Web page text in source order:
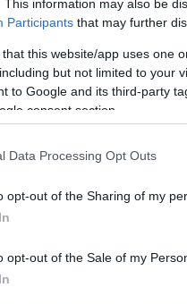
This information may also be
Participants that may further
that this website/app uses one
but not limited to your
to Google and its third-party
consent section.
Data Processing Opt Outs
opt-out of the Sharing of my
opt-out of the Sale of my
più contenute
di GalluraOggi.it